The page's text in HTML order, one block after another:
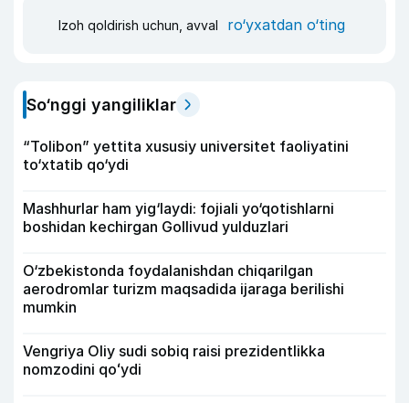
Izoh qoldirish uchun, avval ro‘yxatdan o‘ting
So‘nggi yangiliklar
“Tolibon” yettita xususiy universitet faoliyatini
to‘xtatib qo‘ydi
Mashhurlar ham yig‘laydi: fojiali yo‘qotishlarni
boshidan kechirgan Gollivud yulduzlari
O‘zbekistonda foydalanishdan chiqarilgan
aerodromlar turizm maqsadida ijaraga berilishi
mumkin
Vengriya Oliy sudi sobiq raisi prezidentlikka
nomzodini qoʻydi